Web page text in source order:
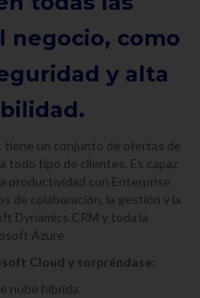
negocio, como
y alta
tiene un conjunto de ofertas de
todo tipo de clientes. Es capaz
productividad con Enterprise
de colaboración, la gestión y la
Dynamics CRM y toda la
Azure
Cloud y sorpréndase:
nube híbrida.